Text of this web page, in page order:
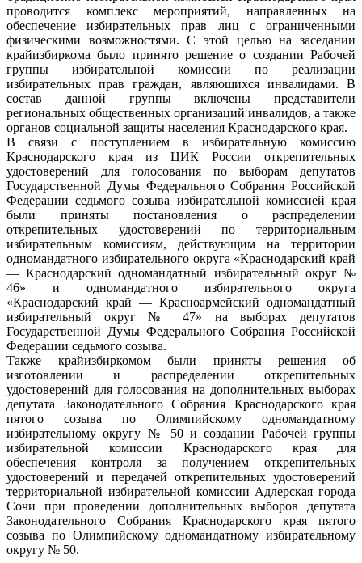
проводится комплекс мероприятий, направленных на
обеспечение избирательных прав лиц с ограниченными
физическими возможностями. С этой целью на заседании
крайизбиркома было принято решение о создании Рабочей
группы избирательной комиссии по реализации
избирательных прав граждан, являющихся инвалидами. В
состав данной группы включены представители
региональных общественных организаций инвалидов, а также
органов социальной защиты населения Краснодарского края.
В связи с поступлением в избирательную комиссию
Краснодарского края из ЦИК России открепительных
удостоверений для голосования по выборам депутатов
Государственной Думы Федерального Собрания Российской
Федерации седьмого созыва избирательной комиссией края
были приняты постановления о распределении
открепительных удостоверений по территориальным
избирательным комиссиям, действующим на территории
одномандатного избирательного округа «Краснодарский край
— Краснодарский одномандатный избирательный округ №
46» и одномандатного избирательного округа
«Краснодарский край — Красноармейский одномандатный
избирательный округ № 47» на выборах депутатов
Государственной Думы Федерального Собрания Российской
Федерации седьмого созыва.
Также крайизбиркомом были приняты решения об
изготовлении и распределении открепительных
удостоверений для голосования на дополнительных выборах
депутата Законодательного Собрания Краснодарского края
пятого созыва по Олимпийскому одномандатному
избирательному округу № 50 и создании Рабочей группы
избирательной комиссии Краснодарского края для
обеспечения контроля за получением открепительных
удостоверений и передачей открепительных удостоверений
территориальной избирательной комиссии Адлерская города
Сочи при проведении дополнительных выборов депутата
Законодательного Собрания Краснодарского края пятого
созыва по Олимпийскому одномандатному избирательному
округу № 50.